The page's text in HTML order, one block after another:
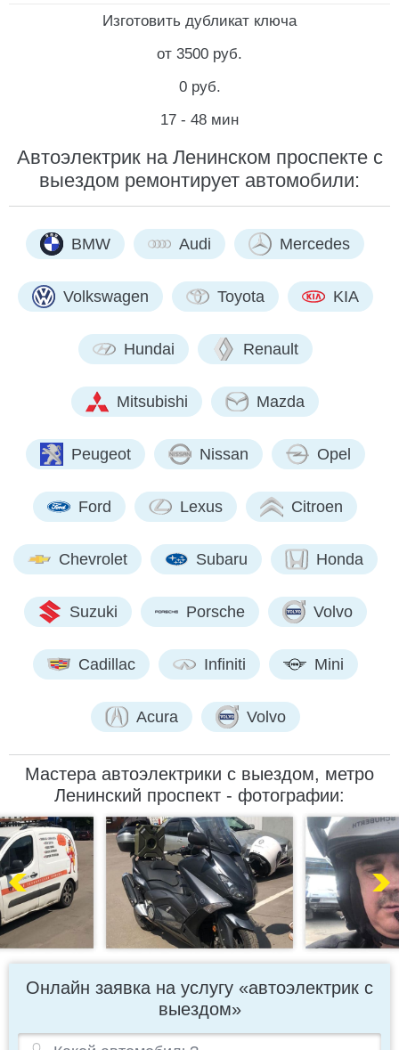
Изготовить дубликат ключа
от 3500 руб.
0 руб.
17 - 48 мин
Автоэлектрик на Ленинском проспекте с
выездом ремонтирует автомобили:
BMW Audi Mercedes
Volkswagen Toyota KIA
Hundai Renault
Mitsubishi Mazda
Peugeot Nissan Opel
Ford Lexus Citroen
Chevrolet Subaru Honda
Suzuki Porsche Volvo
Cadillac Infiniti Mini
Acura Volvo
Мастера автоэлектрики с выездом, метро
Ленинский проспект - фотографии:
Онлайн заявка на услугу «автоэлектрик с
выездом»